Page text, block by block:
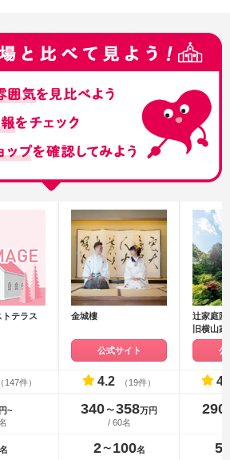
テラス
金城樓
公式サイト
辻家庭園
旧横山
沢市指定
公
（147件） 4.2 （19件）
~
340〜358万円
/ 60名
290
名 2 〜 100名 5